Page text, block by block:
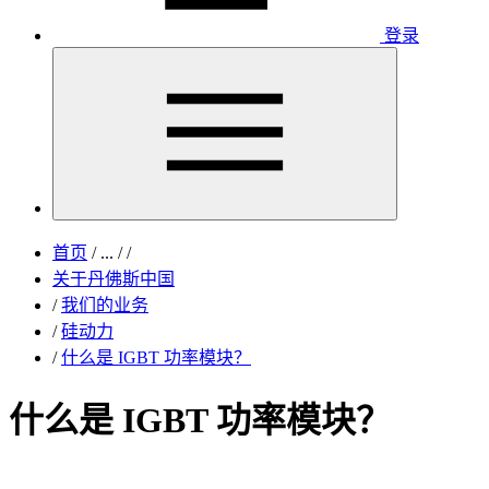
登录
首页 /... / /
关于丹佛斯中国
/ 我们的业务
/ 硅动力
/ 什么是 IGBT 功率模块？
什么是 IGBT 功率模块？